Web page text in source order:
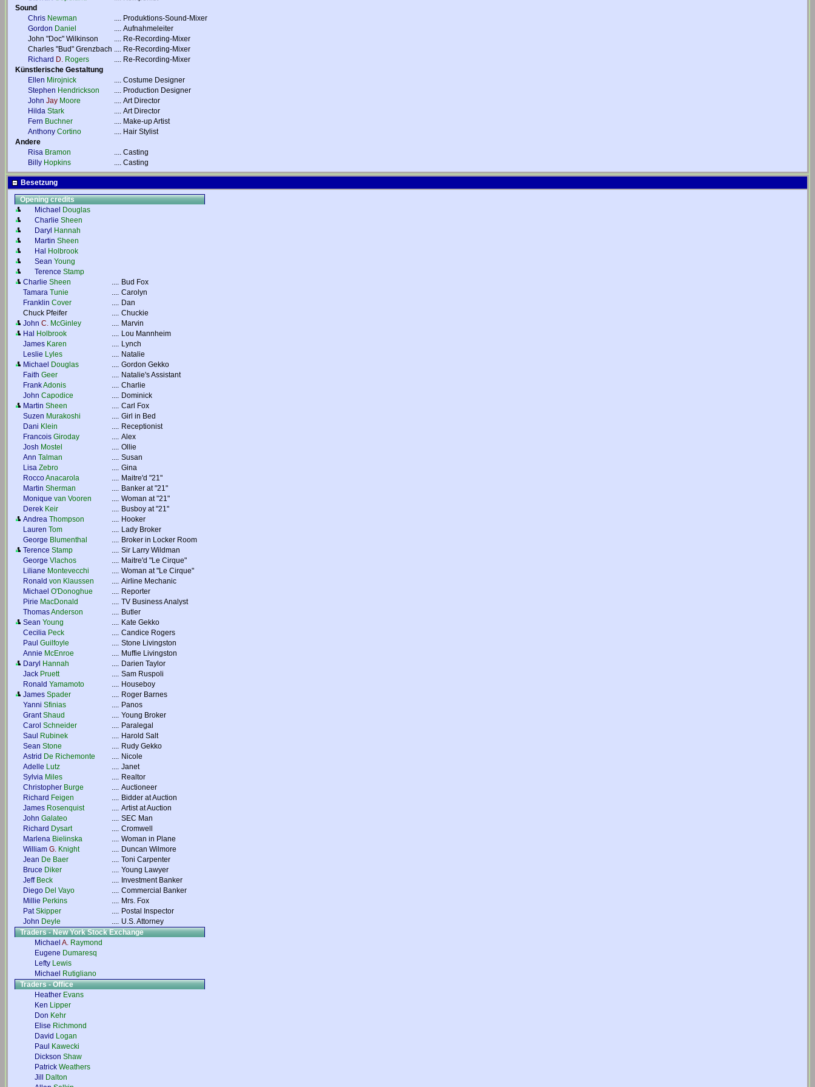
Sound
Chris Newman .... Produktions-Sound-Mixer
Gordon Daniel .... Aufnahmeleiter
John "Doc" Wilkinson
.... Re-Recording-Mixer
Charles "Bud" Grenzbach .... Re-Recording-Mixer
Richard D. Rogers .... Re-Recording-Mixer
Künstlerische Gestaltung
Ellen Mirojnick .... Costume Designer
Stephen Hendrickson .... Production Designer
John Jay Moore .... Art Director
Hilda Stark .... Art Director
Fern Buchner .... Make-up Artist
Anthony Cortino .... Hair Stylist
Andere
Risa Bramon .... Casting
Billy Hopkins .... Casting
Besetzung
Opening credits
Michael
Douglas
Charlie Sheen
Daryl Hannah
Martin Sheen
Hal Holbrook
Sean Young
Terence Stamp
Charlie Sheen .... Bud Fox
Tamara Tunie .... Carolyn
Franklin Cover .... Dan
Chuck Pfeifer
.... Chuckie
John C. McGinley .... Marvin
Hal Holbrook .... Lou Mannheim
James Karen .... Lynch
Leslie Lyles .... Natalie
Michael
Douglas .... Gordon Gekko
Faith Geer .... Natalie's Assistant
FrankAdonis .... Charlie
John Capodice .... Dominick
Martin Sheen .... Carl Fox
Suzen Murakoshi .... Girl in Bed
Dani Klein .... Receptionist
Francois Giroday .... Alex
Josh Mostel .... Ollie
Ann Talman .... Susan
Lisa Zebro .... Gina
RoccoAnacarola .... Maitre'd "21"
Martin Sherman .... Banker at "21"
Monique van Vooren .... Woman at "21"
Derek Keir .... Busboy at "21"
Andrea Thompson .... Hooker
Lauren Tom .... Lady Broker
George Blumenthal .... Broker in Locker Room
Terence Stamp .... Sir Larry Wildman
George Vlachos .... Maitre'd "Le Cirque"
Liliane Montevecchi .... Woman at "Le Cirque"
Ronald von Klaussen .... Airline Mechanic
Michael O'Donoghue .... Reporter
Pirie MacDonald .... TV Business Analyst
ThomasAnderson .... Butler
Sean Young .... Kate Gekko
Cecilia Peck .... Candice Rogers
Paul Guilfoyle .... Stone Livingston
Annie McEnroe .... Muffie Livingston
Daryl Hannah .... Darien Taylor
Jack Pruett .... Sam Ruspoli
Ronald Yamamoto .... Houseboy
James Spader .... Roger Barnes
Yanni Sfinias .... Panos
Grant Shaud .... Young Broker
Carol Schneider .... Paralegal
Saul
Rubinek .... Harold Salt
Sean Stone .... Rudy Gekko
Astrid De Richemonte .... Nicole
Adelle Lutz .... Janet
Sylvia Miles .... Realtor
Christopher Burge .... Auctioneer
Richard Feigen .... Bidder at Auction
James Rosenquist .... Artist at Auction
John Galateo .... SEC Man
Richard Dysart .... Cromwell
Marlena Bielinska .... Woman in Plane
William G. Knight .... Duncan Wilmore
Jean De Baer .... Toni Carpenter
Bruce Diker .... Young Lawyer
Jeff Beck .... Investment Banker
Diego Del Vayo .... Commercial Banker
Millie Perkins .... Mrs. Fox
Pat Skipper .... Postal Inspector
John Deyle .... U.S. Attorney
Traders - New York Stock Exchange
Michael A. Raymond
Eugene Dumaresq
Lefty Lewis
Michael
Rutigliano
Traders - Office
Heather Evans
Ken Lipper
Don Kehr
Elise Richmond
David Logan
Paul
Kawecki
Dickson Shaw
Patrick Weathers
Jill
Dalton